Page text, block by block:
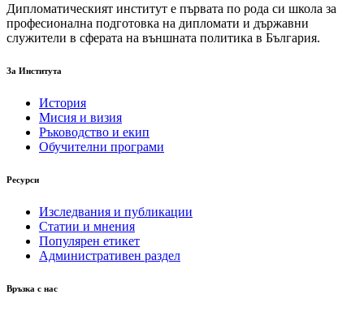
Дипломатическият институт е първата по рода си школа за
професионална подготовка на дипломати и държавни
служители в сферата на външната политика в България.
За Института
История
Мисия и визия
Ръководство и екип
Обучителни програми
Ресурси
Изследвания и публикации
Статии и мнения
Популярен етикет
Административен раздел
Връзка с нас